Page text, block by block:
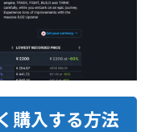
入する方法